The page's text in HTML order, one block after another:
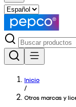
Inicio
/
Otros marcas y